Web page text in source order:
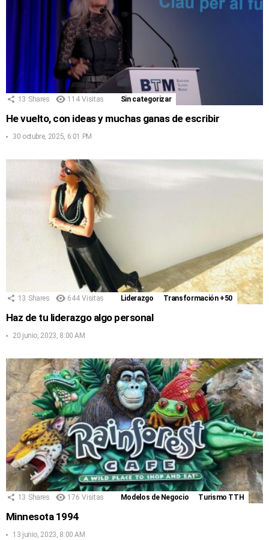
13 Shares 114 Visitas Sin categorizar
He vuelto, con ideas y muchas ganas de escribir
30 octubre, 2025, 6:01 PM
13 Shares 644 Visitas Liderazgo Transformación +50
Haz de tu liderazgo algo personal
20 junio, 2023, 8:00 AM
13 Shares 176 Visitas Modelos de Negocio Turismo TTH
Minnesota 1994
13 junio, 2023, 8:00 AM